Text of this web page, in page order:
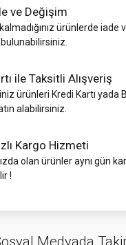
ve Değişim
ürünlerde iade
ile Taksitli Alışveriş
ürünleri Kredi Kartı yada
alabilirsiniz.
Kargo Hizmeti
olan ürünler aynı gün
!
Medyada